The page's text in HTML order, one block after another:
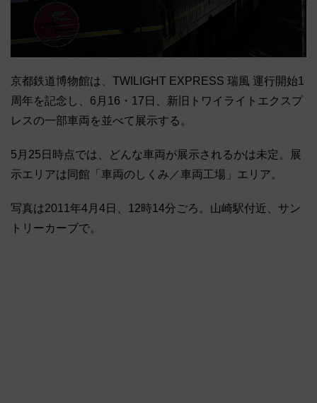
京都鉄道博物館は、TWILIGHT EXPRESS 瑞風 運行開始1
周年を記念し、6月16・17日、新旧トワイライトエクスプ
レスの一部車両を並べて展示する。
5月25日時点では、どんな車両が展示されるかは未定。展
示エリアは同館「車両のしくみ／車両工場」エリア。
写真は2011年4月4日、12時14分ごろ。山崎駅付近、サン
トリーカーブで。